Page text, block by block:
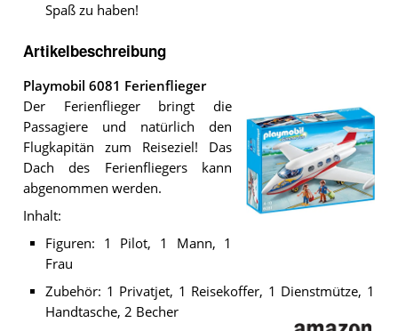
Spaß zu haben!
Artikelbeschreibung
Playmobil 6081 Ferienflieger
Der Ferienflieger bringt die
Passagiere und natürlich den
Flugkapitän zum Reiseziel! Das
Dach des Ferienfliegers kann
abgenommen werden.
Inhalt:
Figuren: 1 Pilot, 1 Mann, 1
Frau
Zubehör: 1 Privatjet, 1 Reisekoffer, 1 Dienstmütze, 1
Handtasche, 2 Becher